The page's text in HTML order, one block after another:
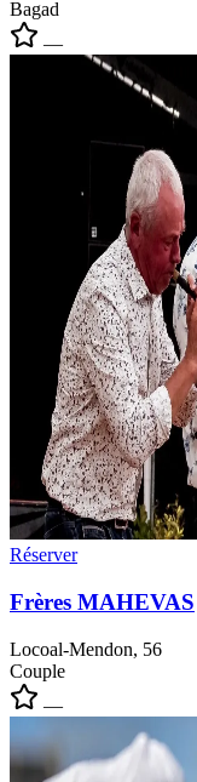
Bagad
—
Réserver
Frères MAHEVAS
Locoal-Mendon, 56
Couple
—